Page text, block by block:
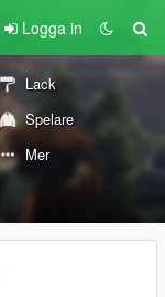
Logga in
Lack
Spelare
Mer